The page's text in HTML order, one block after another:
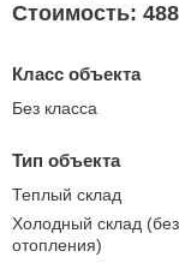
Стоимость:
Класс объекта
Без класса
Тип объекта
Теплый склад
Холодный склад (без
отопления)